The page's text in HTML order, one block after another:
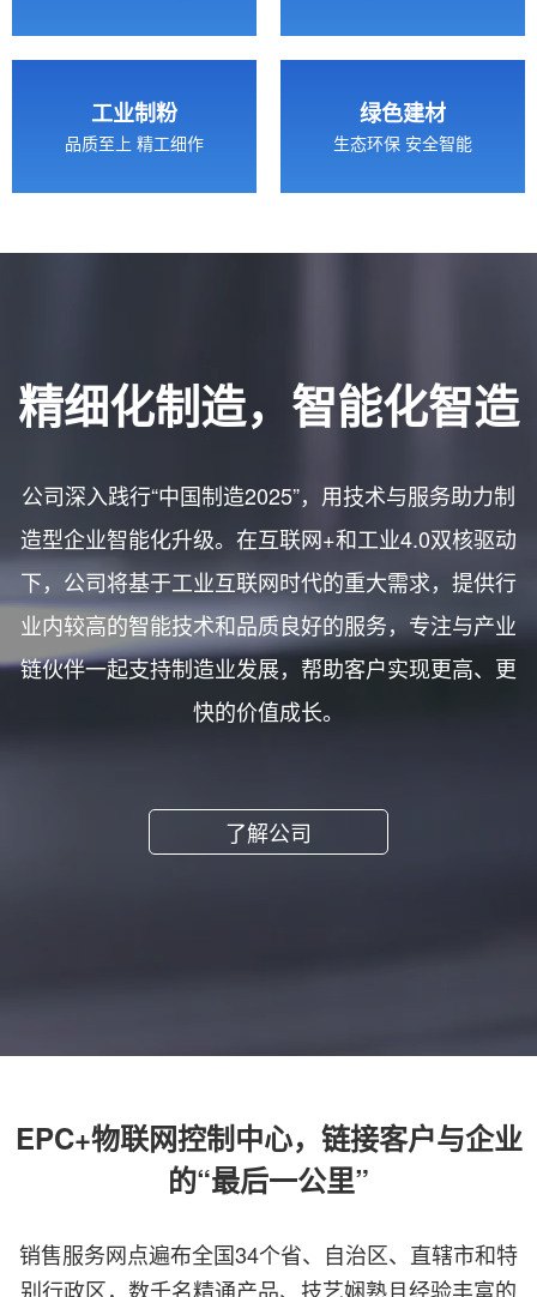
工业制粉
品质至上 精工细作
绿色建材
生态环保 安全智能
精细化制造，智能化智造
公司深入践行“中国制造2025”，用技术与服务助力制
造型企业智能化升级。在互联网+和工业4.0双核驱动
下，公司将基于工业互联网时代的重大需求，提供行
业内较高的智能技术和品质良好的服务，专注与产业
链伙伴一起支持制造业发展，帮助客户实现更高、更
快的价值成长。
了解公司
EPC+物联网控制中心，链接客户与企业
的“最后一公里”
销售服务网点遍布全国34个省、自治区、直辖市和特
别行政区，数千名精通产品、技艺娴熟且经验丰富的